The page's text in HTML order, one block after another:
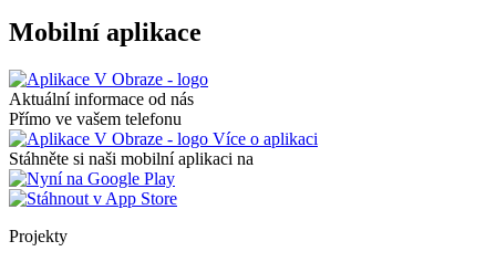
Mobilní aplikace
Aktuální informace od nás
Přímo ve vašem telefonu
Více o aplikaci
Stáhněte si naši mobilní aplikaci na
Projekty